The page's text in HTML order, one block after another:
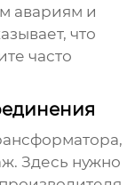
авариям и
что
часто
Здесь нужно